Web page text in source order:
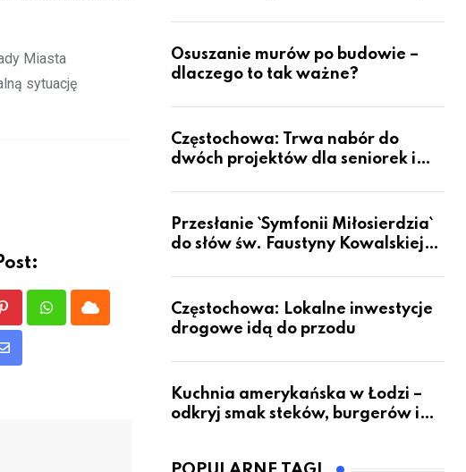
Miasta
sytuację
PinterestWhatsappCloud
Share
Osuszanie murów po budowie –
dlaczego to tak ważne?
Częstochowa: Trwa nabór do
dwóch projektów dla seniorek i
Przesłanie `Symfonii Miłosierdzia`
do słów św. Faustyny Kowalskiej
Częstochowa: Lokalne inwestycje
drogowe idą do przodu
Kuchnia amerykańska w Łodzi –
odkryj smak steków, burgerów i